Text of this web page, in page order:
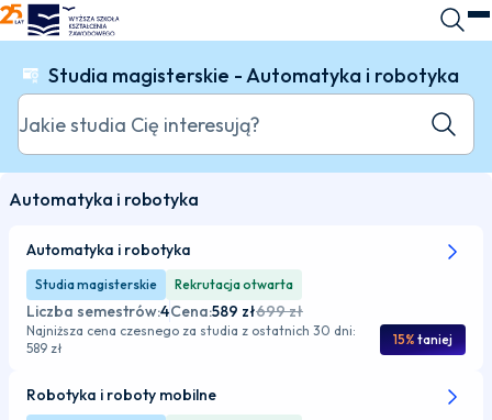
WSKZ - strona główna
Studia magisterskie - Automatyka i robotyka
Jakie studia Cię interesują?
Szukaj
Automatyka i robotyka
Automatyka i robotyka
Studia magisterskie Rekrutacja otwarta
Liczba semestrów:4Cena:589 zł699 zł
Najniższa cena czesnego za studia z ostatnich 30 dni:
589 zł
15% taniej
Robotyka i roboty mobilne